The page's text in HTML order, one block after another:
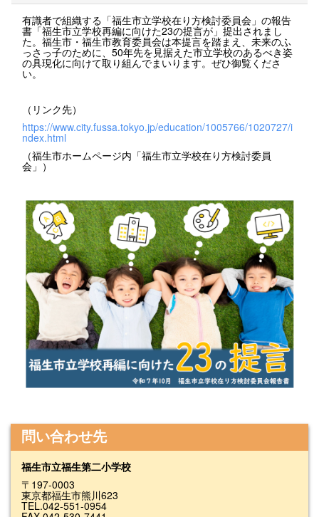
有識者で組織する「福生市立学校在り方検討委員会」の報告
書「福生市立学校再編に向けた23の提言が」提出されまし
た。福生市・福生市教育委員会は本提言を踏まえ、未来のふ
っさっ子のために、50年先を見据えた市立学校のあるべき姿
の具現化に向けて取り組んでまいります。ぜひ御覧くださ
い。
（リンク先）
https://www.city.fussa.tokyo.jp/education/1005766/1020727/i
ndex.html
（福生市ホームページ内「福生市立学校在り方検討委員
会」）
問い合わせ先
福生市立福生第二小学校
〒197-0003
東京都福生市熊川623
TEL.042-551-0954